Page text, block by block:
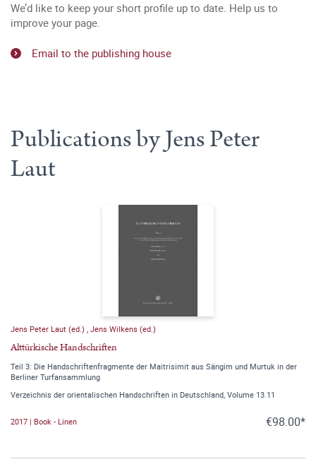
We’d like to keep your short profile up to date. Help us to
improve your page.
Email to the publishing house
Publications by Jens Peter
Laut
Jens Peter Laut (ed.) Jens Wilkens (ed.)
Alttürkische Handschriften
Teil 3: Die Handschriftenfragmente der Maitrisimit aus Sängim und Murtuk in der
Berliner Turfansammlung
Verzeichnis der orientalischen Handschriften in Deutschland, Volume 13.11
2017 | Book - Linen €98.00*